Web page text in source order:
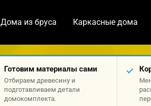
Дома из бруса Каркасные дома
Готовим материалы сами
Отбираем древесину и
подготавливаем детали
домокомплекта.